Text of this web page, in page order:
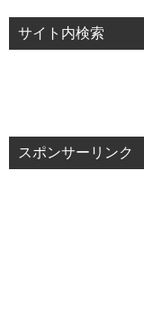
サイト内検索
スポンサーリンク